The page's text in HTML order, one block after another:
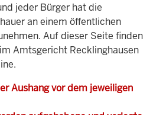
jeder Bürger hat die
an einem öffentlichen
Auf dieser Seite finden
Amtsgericht Recklinghausen
Aushang vor dem jeweiligen